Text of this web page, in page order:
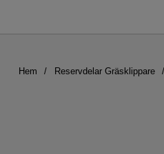
Hem Reservdelar Gräsklippare